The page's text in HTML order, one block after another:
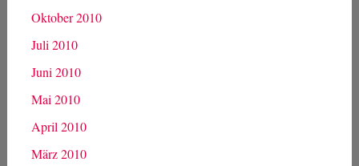
Oktober 2010
Juli 2010
Juni 2010
Mai 2010
April 2010
März 2010